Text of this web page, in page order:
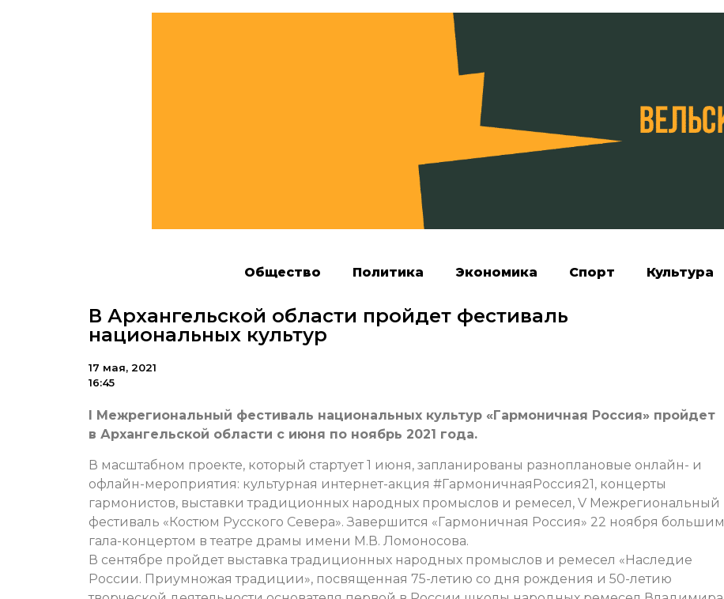
Общество Политика Экономика Спорт Культура
В Архангельской области пройдет фестиваль
национальных культур
17 мая, 2021
16:45
I Межрегиональный фестиваль национальных культур «Гармоничная Россия» пройдет
в Архангельской области с июня по ноябрь 2021 года.
В масштабном проекте, который стартует 1 июня, запланированы разноплановые онлайн- и
офлайн-мероприятия: культурная интернет-акция #ГармоничнаяРоссия21, концерты
гармонистов, выставки традиционных народных промыслов и ремесел, V Межрегиональный
фестиваль «Костюм Русского Севера». Завершится «Гармоничная Россия» 22 ноября большим
гала-концертом в театре драмы имени М.В. Ломоносова.
В сентябре пройдет выставка традиционных народных промыслов и ремесел «Наследие
России. Приумножая традиции», посвященная 75-летию со дня рождения и 50-летию